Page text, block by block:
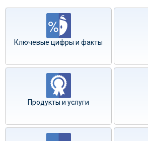
Ключевые цифры и факты
Продукты и услуги